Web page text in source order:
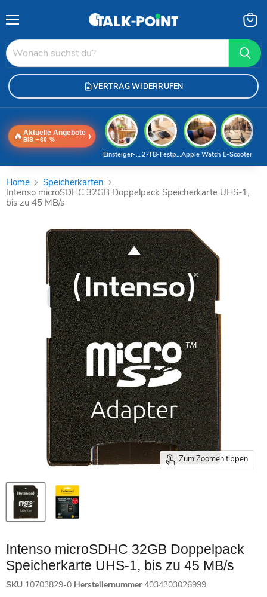
VERTRAG WIDERRUFEN
🔥 Aktuelle Angebote
BIS −60 % ›
E-Scooter
Apple Watch
2-TB-Festplatte
Einsteiger-Handy
Home
Speicherkarten
Intenso microSDHC 32GB Doppelpack Speicherkarte UHS-1,
bis zu 45 MB/s
Zum Zoomen tippen
Intenso microSDHC 32GB Doppelpack
Speicherkarte UHS-1, bis zu 45 MB/s
SKU 10703829-0 Herstellernummer 4034303026999